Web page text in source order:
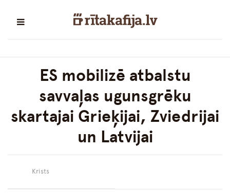
ES mobilizē atbalstu
savvaļas ugunsgrēku
skartajai Grieķijai, Zviedrijai
un Latvijai
Krists